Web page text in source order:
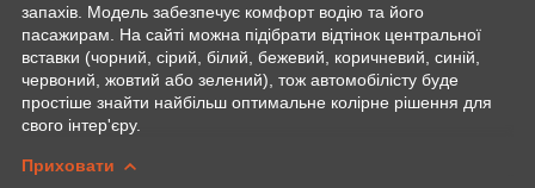
запахів. Модель забезпечує комфорт водію та його
пасажирам. На сайті можна підібрати відтінок центральної
вставки (чорний, сірий, білий, бежевий, коричневий, синій,
червоний, жовтий або зелений), тож автомобілісту буде
простіше знайти найбільш оптимальне колірне рішення для
свого інтер'єру.
Приховати